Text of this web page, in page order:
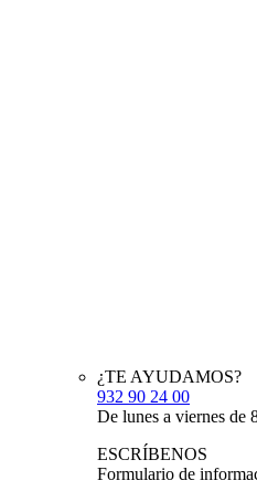
¿TE AYUDAMOS?
932 90 24 00
De lunes a viernes de
ESCRÍBENOS
Formulario de